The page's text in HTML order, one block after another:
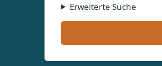
Erweiterte Suche